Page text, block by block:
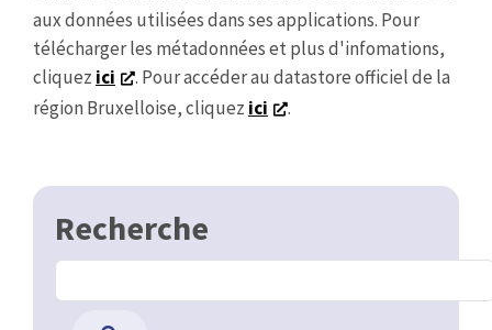
aux données utilisées dans ses applications. Pour
télécharger les métadonnées et plus d'infomations,
cliquez ici
. Pour accéder au datastore officiel de la
région Bruxelloise, cliquez ici .
Recherche